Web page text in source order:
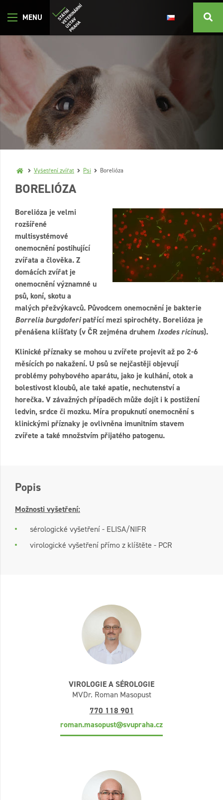
Vyšetření zvířat Psi Borelióza
BORELIÓZA
Borelióza je velmi
rozšířené
multisystémové
onemocnění postihující
zvířata a člověka. Z
domácích zvířat je
onemocnění významné u
psů, koní, skotu a
malých přežvýkavců. Původcem onemocnění je bakterie
Borrelia burgdoferipatřící mezi spirochéty. Borelióza je
přenášena klíšťaty (v ČR zejména druhem Ixodes ricinus).
Klinické příznaky se mohou u zvířete projevit až po 2-6
měsících po nakažení. U psů se nejčastěji objevují
problémy pohybového aparátu, jako je kulhání, otok a
bolestivost kloubů, ale také apatie, nechutenství a
horečka. V závažných případěch může dojít i k postižení
ledvin, srdce či mozku. Míra propuknutí onemocnění s
klinickými příznaky je ovlivněna imunitním stavem
zvířete a také množstvím přijatého patogenu.
Popis
Možnosti vyšetření:
sérologické vyšetření - ELISA/NIFR
virologické vyšetření přímo z klíštěte - PCR
VIROLOGIE A SÉROLOGIE
MVDr. Roman Masopust
770 118 901
roman.masopust@svupraha.cz